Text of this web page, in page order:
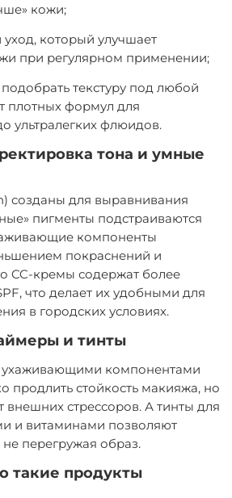
кожи;
который улучшает
при регулярном применении;
текстуру под любой
плотных формул для
ультралегких флюидов.
тона и умные
созданы для выравнивания
пигменты подстраиваются
компоненты
покраснений и
CC-кремы содержат более
что делает их удобными для
в городских условиях.
и тинты
ухаживающими компонентами
продлить стойкость макияжа, но
внешних стрессоров. А тинты для
и витаминами позволяют
перегружая образ.
такие продукты